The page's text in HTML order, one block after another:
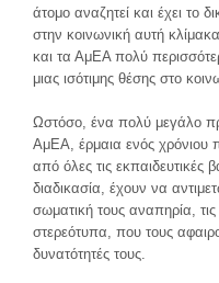
άτομο αναζητεί και έχει το
στην κοινωνική αυτή
και τα ΑμΕΑ πολύ
μιας ισότιμης θέσης στο
Ωστόσο, ένα πολύ μεγάλο
ΑμΕΑ, έρμαια ενός
από όλες τις εκπαιδευτικές
διαδικασία, έχουν να
σωματική τους αναπηρία,
στερεότυπα, που τους
δυνατότητές τους.